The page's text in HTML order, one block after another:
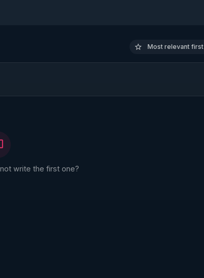
les bases de quelques réflexions suite à des
Most relevant first
write the first one?